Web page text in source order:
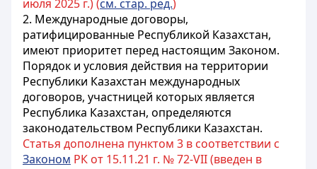
июля 2025 г.) (см. стар. ред.)
2. Международные договоры,
ратифицированные Республикой Казахстан,
имеют приоритет перед настоящим Законом.
Порядок и условия действия на территории
Республики Казахстан международных
договоров, участницей которых является
Республика Казахстан, определяются
законодательством Республики Казахстан.
Статья дополнена пунктом 3 в соответствии с
Законом РК от 15.11.21 г. № 72-VIІ (введен в